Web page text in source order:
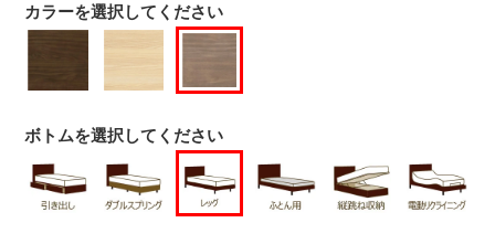
カラーを選択してください
ボトムを選択してください